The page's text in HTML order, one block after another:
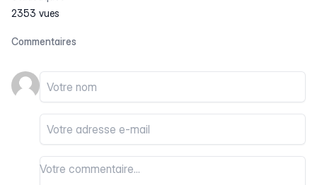
2353 vues
Commentaires
Votre nom
Votre email
Votre commentaire
Votre commentaire